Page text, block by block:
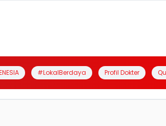
#LokalBerdaya Profil Dokter